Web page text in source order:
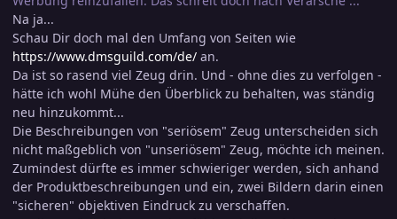
Na ja...
Schau Dir doch mal den Umfang von Seiten wie
https://www.dmsguild.com/de/ an.
Da ist so rasend viel Zeug drin. Und - ohne dies zu verfolgen -
hätte ich wohl Mühe den Überblick zu behalten, was ständig
neu hinzukommt...
Die Beschreibungen von "seriösem" Zeug unterscheiden sich
nicht maßgeblich von "unseriösem" Zeug, möchte ich meinen.
Zumindest dürfte es immer schwieriger werden, sich anhand
der Produktbeschreibungen und ein, zwei Bildern darin einen
"sicheren" objektiven Eindruck zu verschaffen.